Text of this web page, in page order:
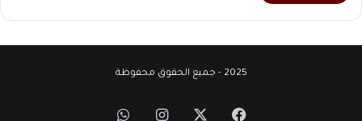
2025 - جميع الحقوق محفوظة
فيسبوك انستقرامواتساب